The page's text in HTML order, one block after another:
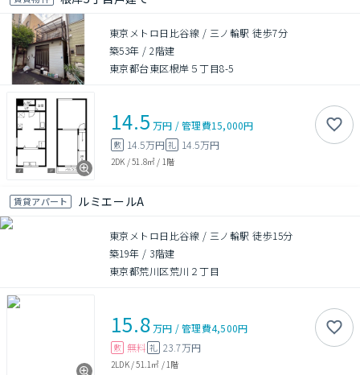
東京メトロ日比谷線 / 三ノ輪駅 徒歩7分
築53年 /2階建
東京都台東区根岸５丁目8-5
14.5 万円 /管理費15,000円
敷 14.5万円 礼 14.5万円
2DK /51.8㎡ / 1階
賃貸アパート ルミエールA
東京メトロ日比谷線 / 三ノ輪駅 徒歩15分
築19年 / 3階建
東京都荒川区荒川２丁目
15.8万円 /管理費4,500円
敷 無料 礼 23.7万円
2LDK/51.1㎡ / 1階